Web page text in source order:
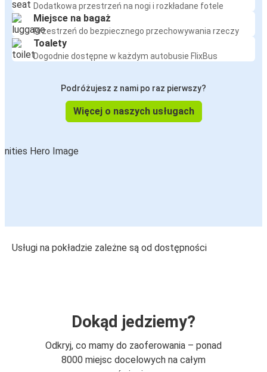
Dodatkowa przestrzeń na nogi i rozkładane fotele
Miejsce na bagaż
Przestrzeń do bezpiecznego przechowywania rzeczy
Toalety
Dogodnie dostępne w każdym autobusie FlixBus
Podróżujesz z nami po raz pierwszy?
Więcej o naszych usługach
Usługi na pokładzie zależne są od dostępności
Dokąd jedziemy?
Odkryj, co mamy do zaoferowania – ponad
8000 miejsc docelowych na całym